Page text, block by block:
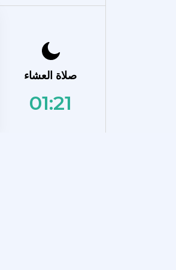
صلاة العشاء
01:21